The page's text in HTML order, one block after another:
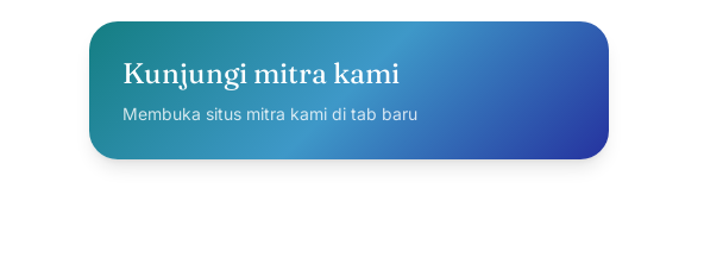
Kunjungi mitra kami
Membuka situs mitra kami di tab baru